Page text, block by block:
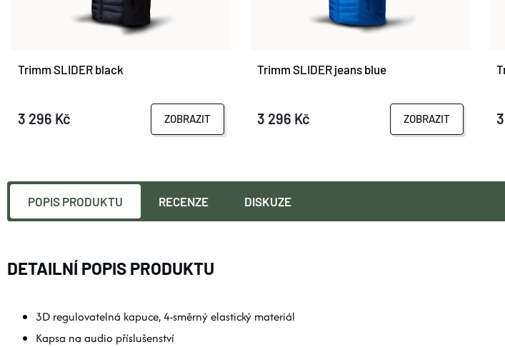
Trimm SLIDER black
3 296 Kč ZOBRAZIT
Trimm SLIDER jeans blue
3 296 Kč ZOBRAZIT
POPIS PRODUKTU RECENZE DISKUZE
DETAILNÍ POPIS PRODUKTU
3D regulovatelná kapuce, 4-směrný elastický materiál
Kapsa na audio příslušenství